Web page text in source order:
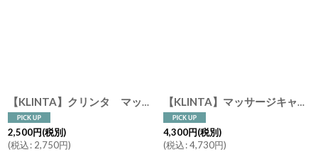
【KLINTA】クリンタ マッサージキャンドル 90ml スウェーデン イギリス アロマキャンドル 香り ギフト メッセージ アロマ
2,500円(税別)
(税込: 2,750円)
【KLINTA】マッサージキャンドル 200ml 45時間 クリンタ スウェーデン イギリス製 アロマキャンドル アロマ 香り 北欧 ギフト キャンドル 癒し
4,300円(税別)
(税込:4,730円)